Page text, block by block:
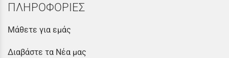
ΠΛΗΡΟΦΟΡΙΕΣ
Μάθετε για εμάς
Διαβάστε τα Νέα μας